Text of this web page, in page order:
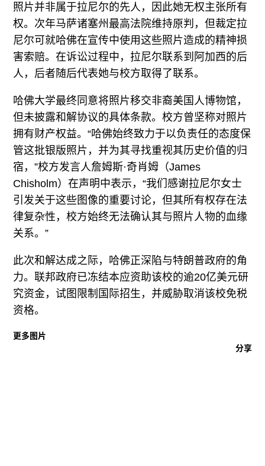
照片并非属于拉尼尔的先人，因此她无权主张所有
权。次年马萨诸塞州最高法院维持原判，但裁定拉
尼尔可就哈佛在宣传中使用这些照片造成的精神损
害索赔。在诉讼过程中，拉尼尔联系到阿加西的后
人，后者随后代表她与校方取得了联系。
哈佛大学最终同意将照片移交非裔美国人博物馆，
但未披露和解协议的具体条款。校方曾坚称对照片
拥有财产权益。“哈佛始终致力于以负责任的态度保
管这批银版照片，并为其寻找重视其历史价值的归
宿，”校方发言人詹姆斯·奇肖姆（James
Chisholm）在声明中表示，“我们感谢拉尼尔女士
引发关于这些图像的重要讨论，但其所有权存在法
律复杂性，校方始终无法确认其与照片人物的血缘
关系。”
此次和解达成之际，哈佛正深陷与特朗普政府的角
力。联邦政府已冻结本应资助该校的逾20亿美元研
究资金，试图限制国际招生，并威胁取消该校免税
资格。
更多图片
分享